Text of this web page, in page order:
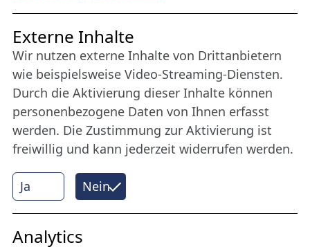
Freundes­kreis
Bleiben Sie uns das ganze Jahr über verbunden:
Werden Sie Freund der Nordischen Filmtage
Lübeck.
Mehr erfahren
Internet Partner
Ja Nein
Externe Inhalte
Wir nutzen externe Inhalte von Drittanbietern
wie beispielsweise Video-Streaming-Diensten.
Durch die Aktivierung dieser Inhalte können
personenbezogene Daten von Ihnen erfasst
werden. Die Zustimmung zur Aktivierung ist
freiwillig und kann jederzeit widerrufen werden.
Analytics